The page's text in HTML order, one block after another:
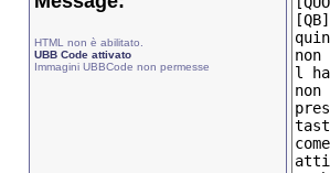
HTML non è abilitato.
UBB Code attivato
Immagini UBBCode non permesse